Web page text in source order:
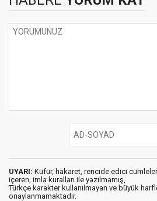
UYARI: Küfür, hakaret, rencide edici
içeren, imla kuralları ile yazılmamış,
Türkçe karakter kullanılmayan ve büyük
onaylanmamaktadır.